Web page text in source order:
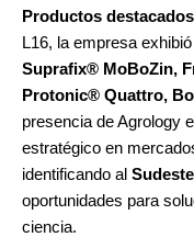
Productos
L16, la empresa
Suprafix® MoBoZin,
Protonic® Quattro,
presencia de Agrology
estratégico en
identificando al
oportunidades para
ciencia.